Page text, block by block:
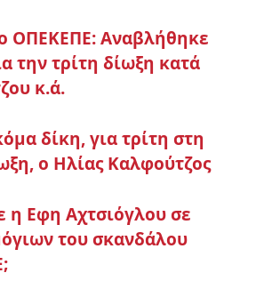
ΟΠΕΚΕΠΕ: Αναβλήθηκε
την τρίτη δίωξη κατά
κ.ά.
δίκη, για τρίτη στη
ο Ηλίας Καλφούτζος
η Εφη Αχτσιόγλου σε
του σκανδάλου